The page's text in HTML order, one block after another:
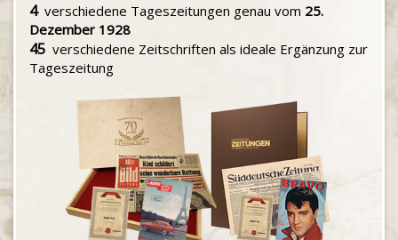
4verschiedene Tageszeitungen genau vom 25.
Dezember 1928
45 verschiedene Zeitschriften als ideale Ergänzung zur
Tageszeitung